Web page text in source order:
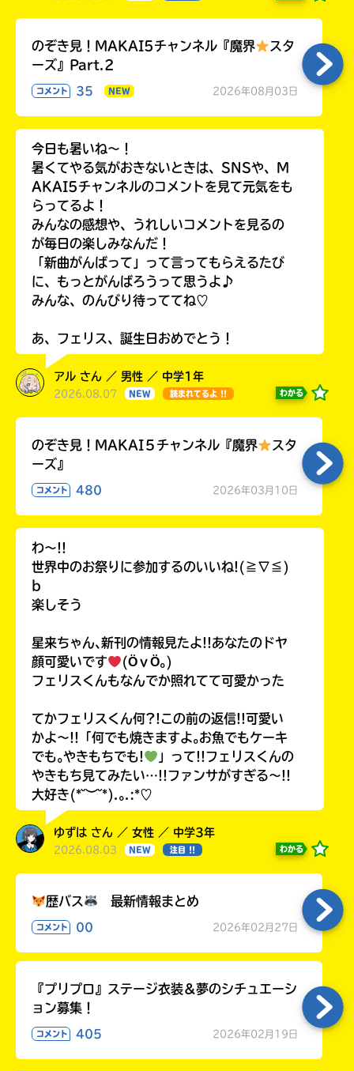
のぞき見！MAKAI5チャンネル『魔界
スタ
ーズ』Part.2
コメント 35 NEW 2026年08月03日
今日も暑いね〜！
暑くてやる気がおきないときは、SNSや、M
AKAI5チャンネルのコメントを見て元気をも
らってるよ！
みんなの感想や、うれしいコメントを見るの
が毎日の楽しみなんだ！
「新曲がんばって」って言ってもらえるたび
に、もっとがんばろうって思うよ♪
みんな、のんびり待っててね♡
あ、フェリス、誕生日おめでとう！
アル さん ／ 男性 ／ 中学1年
2026.08.07 NEW 読まれてるよ !! わかる
のぞき見！MAKAI５チャンネル『魔界
スタ
ーズ』
コメント 480 2026年03月10日
わ〜!!
世界中のお祭りに参加するのいいね!(≧∇≦)
b
楽しそう
星来ちゃん､新刊の情報見たよ!!あなたのドヤ
顔可愛いです
(ӦｖӦ｡)
フェリスくんもなんでか照れてて可愛かった
てかフェリスくん何?!この前の返信!!可愛い
かよ〜!!「何でも焼きますよ｡お魚でもケーキ
でも｡やきもちでも!
」って!!フェリスくんの
やきもち見てみたい…!!ファンサがすぎる〜!!
大好き(*˘︶˘*).｡.:*♡
ゆずは さん ／ 女性 ／ 中学3年
2026.08.03 NEW 注目 !! わかる
歴バス 最新情報まとめ
コメント 00 2026年02月27日
『プリプロ』ステージ衣装＆夢のシチュエーシ
ョン募集！
コメント 405 2026年02月19日